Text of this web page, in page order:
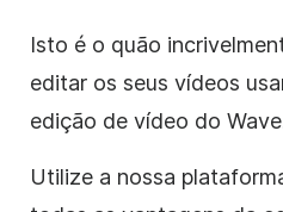
Isto é o quão
editar os seus vídeos
edição de vídeo do
Utilize a nossa